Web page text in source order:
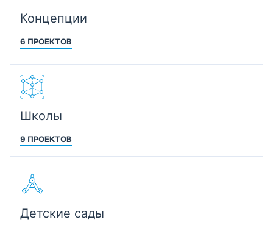
Концепции
6 ПРОЕКТОВ
Школы
9 ПРОЕКТОВ
Детские сады